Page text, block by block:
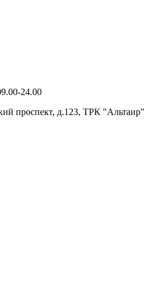
24.00
проспект, д.123, ТРК "Альтаир"